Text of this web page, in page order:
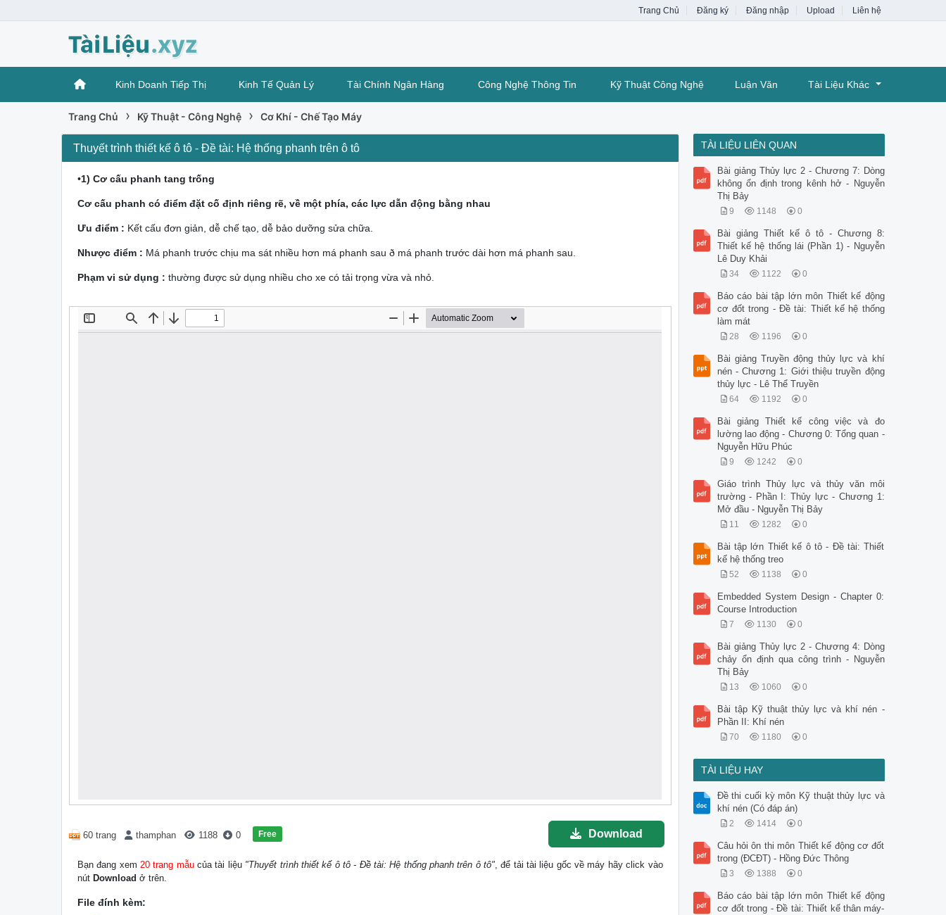
Trang Chủ Đăng ký Đăng nhập Upload Liên hệ
Kinh Doanh Tiếp Thị Kinh Tế Quản Lý Tài Chính Ngân Hàng Công Nghệ Thông Tin Kỹ Thuật Công Nghệ Luận Văn Tài Liệu Khác
Trang Chủ › Kỹ Thuật - Công Nghệ › Cơ Khí - Chế Tạo Máy
Thuyết trình thiết kế ô tô - Đề tài: Hệ thống phanh trên ô tô
•1) Cơ cấu phanh tang trống
Cơ cấu phanh có điểm đặt cố định riêng rẽ, về một phía, các lực dẫn động bằng nhau
Ưu điểm : Kết cấu đơn giản, dễ chế tạo, dễ bảo dưỡng sửa chữa.
Nhược điểm : Má phanh trước chịu ma sát nhiều hơn má phanh sau ð má phanh trước dài hơn má phanh sau.
Phạm vi sử dụng : thường được sử dụng nhiều cho xe có tải trọng vừa và nhỏ.
60 trang thamphan 1188 0 Free Download
Bạn đang xem20 trang mẫucủa tài liệu "Thuyết trình thiết kế ô tô - Đề tài: Hệ thống phanh trên ô tô", để tải tài liệu gốc về máy hãy click vào
nút Download ở trên.
File đính kèm:
TÀI LIỆU LIÊN QUAN
Bài giảng Thủy lực 2 - Chương 7: Dòng
không ổn định trong kênh hở - Nguyễn
Thị Bảy
9 1148 0
Bài giảng Thiết kế ô tô - Chương 8:
Thiết kế hệ thống lái (Phần 1) - Nguyễn
Lê Duy Khải
34 1122 0
Báo cáo bài tập lớn môn Thiết kế động
cơ đốt trong - Đề tài: Thiết kế hệ thống
làm mát
28 1196 0
Bài giảng Truyền động thủy lực và khí
nén - Chương 1: Giới thiệu truyền động
thủy lực - Lê Thể Truyền
64 1192 0
Bài giảng Thiết kế công việc và đo
lường lao động - Chương 0: Tổng quan -
Nguyễn Hữu Phúc
9 1242 0
Giáo trình Thủy lực và thủy văn môi
trường - Phần I: Thủy lực - Chương 1:
Mở đầu - Nguyễn Thị Bảy
11 1282 0
Bài tập lớn Thiết kế ô tô - Đề tài: Thiết
kế hệ thống treo
52 1138 0
Embedded System Design - Chapter 0:
Course Introduction
7 1130 0
Bài giảng Thủy lực 2 - Chương 4: Dòng
chảy ổn định qua công trình - Nguyễn
Thị Bảy
13 1060 0
Bài tập Kỹ thuật thủy lực và khí nén -
Phần II: Khí nén
70 1180 0
TÀI LIỆU HAY
Đề thi cuối kỳ môn Kỹ thuật thủy lực và
khí nén (Có đáp án)
2 1414 0
Câu hỏi ôn thi môn Thiết kế động cơ đốt
trong (ĐCĐT) - Hồng Đức Thông
3 1388 0
Báo cáo bài tập lớn môn Thiết kế động
cơ đốt trong - Đề tài: Thiết kế thân máy-